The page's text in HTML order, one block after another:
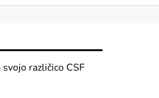
različico CSF